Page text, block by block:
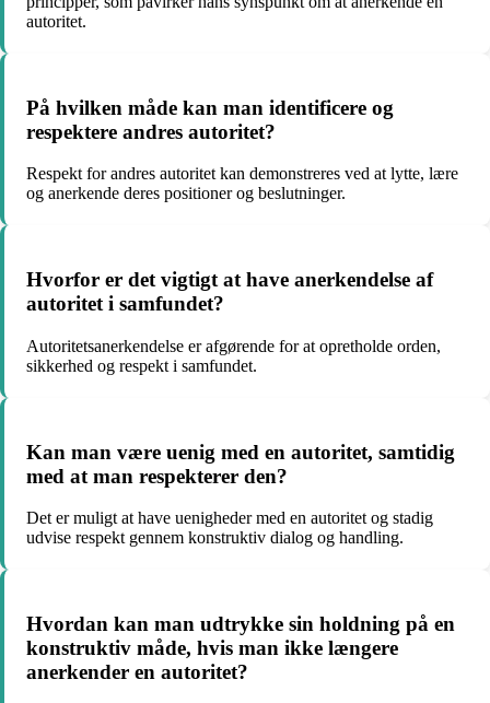
autoritet.
På hvilken måde kan man identificere og
respektere andres autoritet?
Respekt for andres autoritet kan demonstreres ved at lytte, lære
og anerkende deres positioner og beslutninger.
Hvorfor er det vigtigt at have anerkendelse af
autoritet i samfundet?
Autoritetsanerkendelse er afgørende for at opretholde orden,
sikkerhed og respekt i samfundet.
Kan man være uenig med en autoritet, samtidig
med at man respekterer den?
Det er muligt at have uenigheder med en autoritet og stadig
udvise respekt gennem konstruktiv dialog og handling.
Hvordan kan man udtrykke sin holdning på en
konstruktiv måde, hvis man ikke længere
anerkender en autoritet?